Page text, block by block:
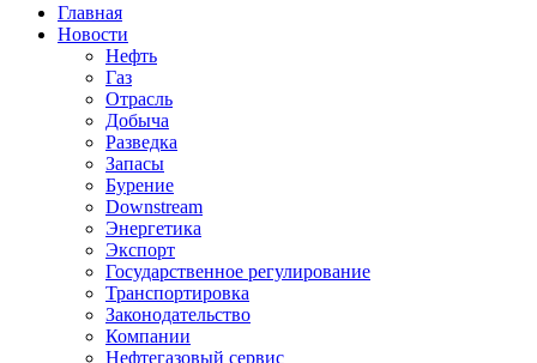
Главная
Новости
Нефть
Газ
Отрасль
Добыча
Разведка
Запасы
Бурение
Downstream
Энергетика
Экспорт
Государственное регулирование
Транспортировка
Законодательство
Компании
Нефтегазовый сервис